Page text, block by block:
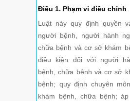
Điều 1. Phạm vi điều chỉnh
Luật này quy định quyền
người bệnh, người hành
chữa bệnh và cơ sở khám
điều kiện đối với người
bệnh, chữa bệnh và cơ sở
bệnh; quy định chuyên
khám bệnh, chữa bệnh;